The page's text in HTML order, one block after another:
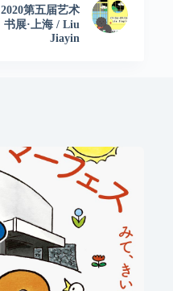
2020第五届艺术
书展·上海 / Liu
Jiayin